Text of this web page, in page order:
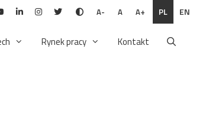
A- A A+ PL EN
Rynek pracy Kontakt